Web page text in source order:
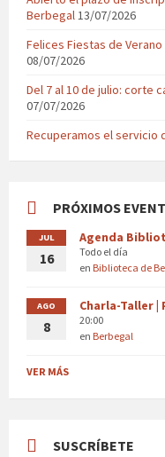
Berbegal13/07/2026
Felices Fiestas de
08/07/2026
Del 7 al 10 de julio: corte
07/07/2026
Recuperamos el servicio
PRÓXIMOS
JUL
16
Agenda
Todo el día
en Biblioteca de
AGO
8
Charla-Taller
20:00
en Berbegal
VER MÁS
SUSCRÍBETE